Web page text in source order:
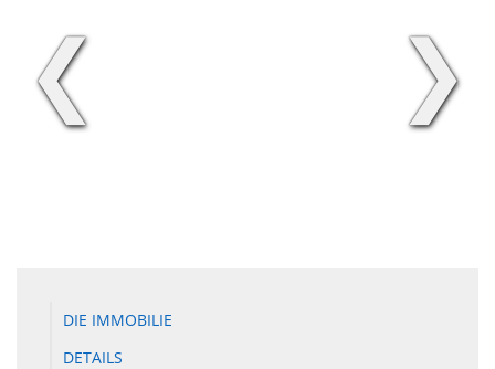
❮ ❯
DIE IMMOBILIE
DETAILS